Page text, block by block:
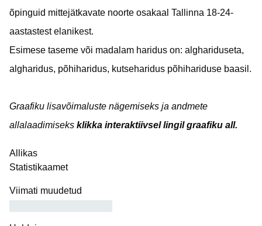
õpinguid mittejätkavate noorte osakaal Tallinna 18-24-
aastastest elanikest.
Esimese taseme või madalam haridus on: alghariduseta,
algharidus, põhiharidus, kutseharidus põhihariduse baasil.
Graafiku lisavõimaluste nägemiseks ja andmete
allalaadimiseks klikka interaktiivsel lingil graafiku all.
Allikas
Statistikaamet
Viimati muudetud